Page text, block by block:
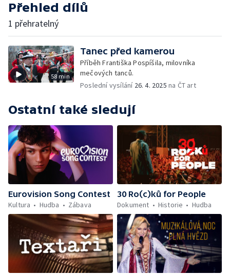
Přehled dílů
1 přehratelný
58 min
Tanec před kamerou
Příběh Františka Pospíšila, milovníka
mečových tanců.
Poslední vysílání 26. 4. 2025 na ČT art
Ostatní také sledují
Eurovision Song Contest
Kultura
Hudba Zábava
30 Ro(c)ků for People
Dokument
Historie Hudba